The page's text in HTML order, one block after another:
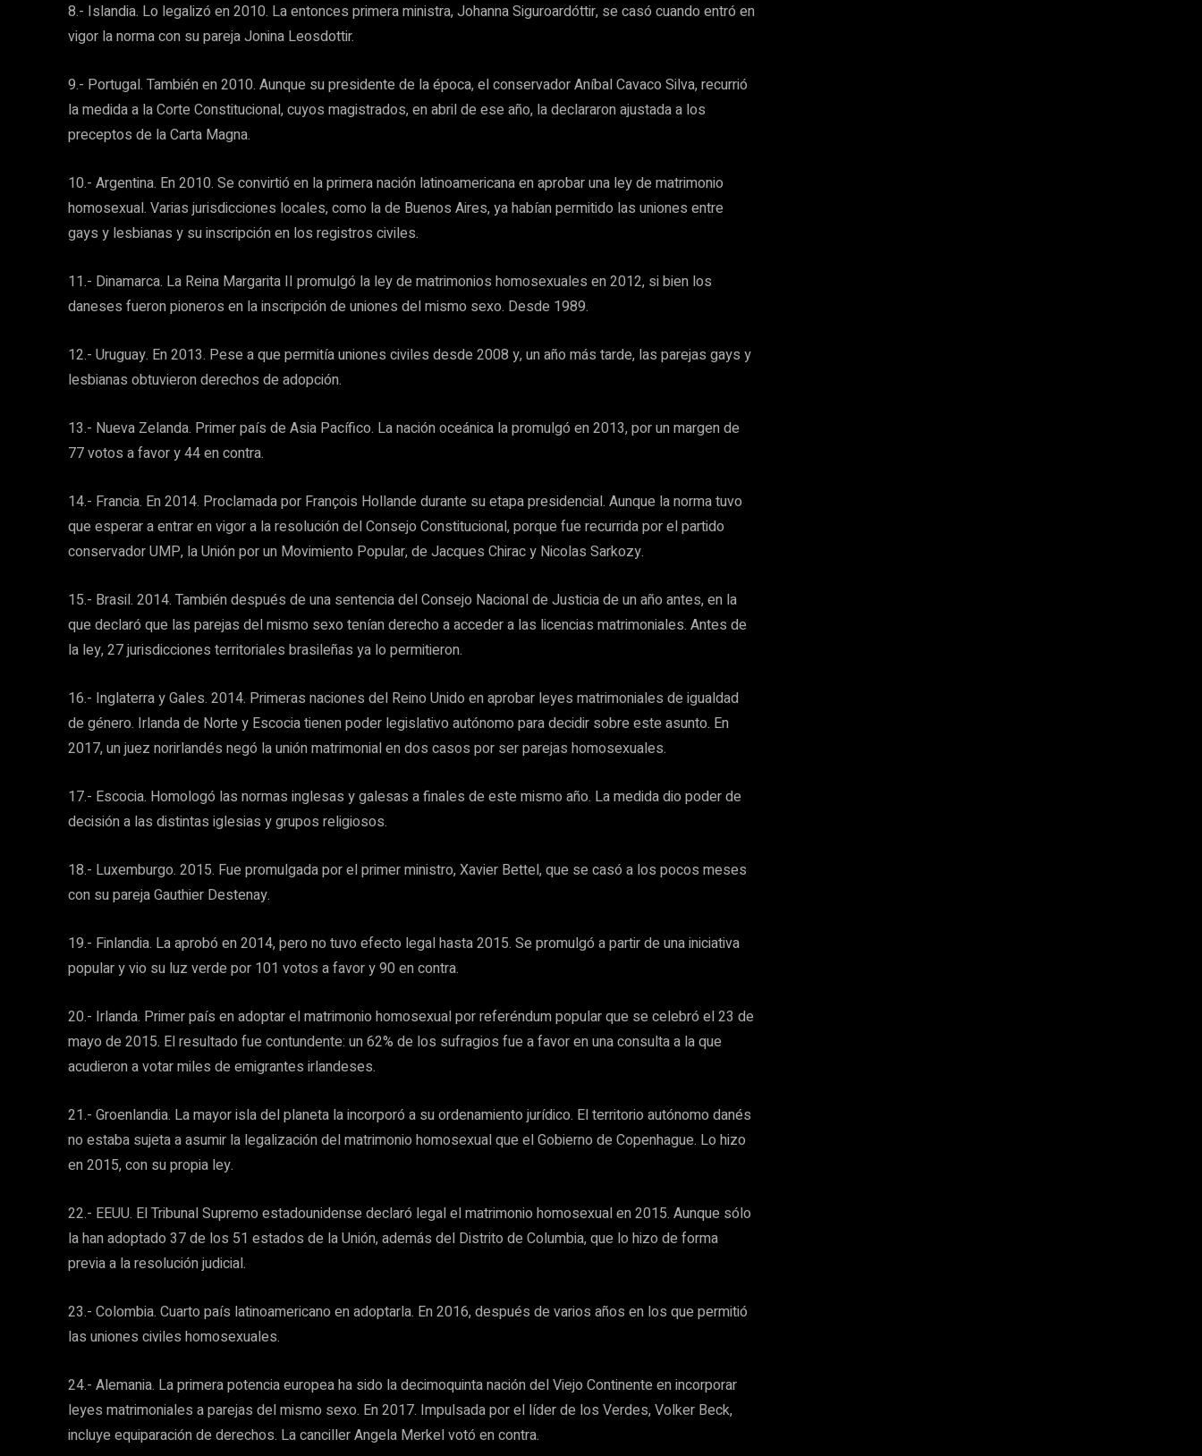
8.- Islandia. Lo legalizó en 2010. La entonces primera ministra, Johanna Siguroardóttir, se casó cuando entró en
vigor la norma con su pareja Jonina Leosdottir.
9.- Portugal. También en 2010. Aunque su presidente de la época, el conservador Aníbal Cavaco Silva, recurrió
la medida a la Corte Constitucional, cuyos magistrados, en abril de ese año, la declararon ajustada a los
preceptos de la Carta Magna.
10.- Argentina. En 2010. Se convirtió en la primera nación latinoamericana en aprobar una ley de matrimonio
homosexual. Varias jurisdicciones locales, como la de Buenos Aires, ya habían permitido las uniones entre
gays y lesbianas y su inscripción en los registros civiles.
11.- Dinamarca. La Reina Margarita II promulgó la ley de matrimonios homosexuales en 2012, si bien los
daneses fueron pioneros en la inscripción de uniones del mismo sexo. Desde 1989.
12.- Uruguay. En 2013. Pese a que permitía uniones civiles desde 2008 y, un año más tarde, las parejas gays y
lesbianas obtuvieron derechos de adopción.
13.- Nueva Zelanda. Primer país de Asia Pacífico. La nación oceánica la promulgó en 2013, por un margen de
77 votos a favor y 44 en contra.
14.- Francia. En 2014. Proclamada por François Hollande durante su etapa presidencial. Aunque la norma tuvo
que esperar a entrar en vigor a la resolución del Consejo Constitucional, porque fue recurrida por el partido
conservador UMP, la Unión por un Movimiento Popular, de Jacques Chirac y Nicolas Sarkozy.
15.- Brasil. 2014. También después de una sentencia del Consejo Nacional de Justicia de un año antes, en la
que declaró que las parejas del mismo sexo tenían derecho a acceder a las licencias matrimoniales. Antes de
la ley, 27 jurisdicciones territoriales brasileñas ya lo permitieron.
16.- Inglaterra y Gales. 2014. Primeras naciones del Reino Unido en aprobar leyes matrimoniales de igualdad
de género. Irlanda de Norte y Escocia tienen poder legislativo autónomo para decidir sobre este asunto. En
2017, un juez norirlandés negó la unión matrimonial en dos casos por ser parejas homosexuales.
17.- Escocia. Homologó las normas inglesas y galesas a finales de este mismo año. La medida dio poder de
decisión a las distintas iglesias y grupos religiosos.
18.- Luxemburgo. 2015. Fue promulgada por el primer ministro, Xavier Bettel, que se casó a los pocos meses
con su pareja Gauthier Destenay.
19.- Finlandia. La aprobó en 2014, pero no tuvo efecto legal hasta 2015. Se promulgó a partir de una iniciativa
popular y vio su luz verde por 101 votos a favor y 90 en contra.
20.- Irlanda. Primer país en adoptar el matrimonio homosexual por referéndum popular que se celebró el 23 de
mayo de 2015. El resultado fue contundente: un 62% de los sufragios fue a favor en una consulta a la que
acudieron a votar miles de emigrantes irlandeses.
21.- Groenlandia. La mayor isla del planeta la incorporó a su ordenamiento jurídico. El territorio autónomo danés
no estaba sujeta a asumir la legalización del matrimonio homosexual que el Gobierno de Copenhague. Lo hizo
en 2015, con su propia ley.
22.- EEUU. El Tribunal Supremo estadounidense declaró legal el matrimonio homosexual en 2015. Aunque sólo
la han adoptado 37 de los 51 estados de la Unión, además del Distrito de Columbia, que lo hizo de forma
previa a la resolución judicial.
23.- Colombia. Cuarto país latinoamericano en adoptarla. En 2016, después de varios años en los que permitió
las uniones civiles homosexuales.
24.- Alemania. La primera potencia europea ha sido la decimoquinta nación del Viejo Continente en incorporar
leyes matrimoniales a parejas del mismo sexo. En 2017. Impulsada por el líder de los Verdes, Volker Beck,
incluye equiparación de derechos. La canciller Angela Merkel votó en contra.